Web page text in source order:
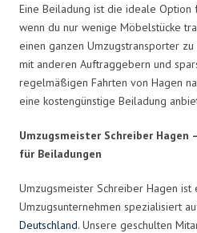
Eine Beiladung ist die ideale
wenn du nur wenige Möbelstücke
einen ganzen Umzugstransporter
mit anderen Auftraggebern und
regelmäßigen Fahrten von Hagen
eine kostengünstige Beiladung
Umzugsmeister Schreiber Hagen
für Beiladungen
Umzugsmeister Schreiber Hagen ist
Umzugsunternehmen spezialisiert
Deutschland. Unsere geschulten